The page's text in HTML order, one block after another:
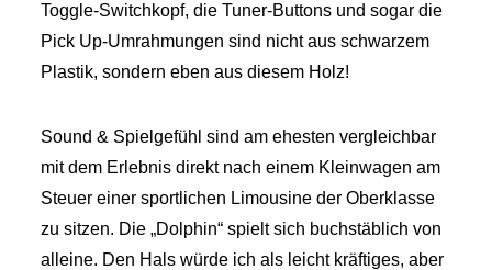
Toggle-Switchkopf, die Tuner-Buttons und sogar die
Pick Up-Umrahmungen sind nicht aus schwarzem
Plastik, sondern eben aus diesem Holz!
Sound & Spielgefühl sind am ehesten vergleichbar
mit dem Erlebnis direkt nach einem Kleinwagen am
Steuer einer sportlichen Limousine der Oberklasse
zu sitzen. Die „Dolphin“ spielt sich buchstäblich von
alleine. Den Hals würde ich als leicht kräftiges, aber